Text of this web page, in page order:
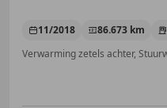
11/2018 86.673 km